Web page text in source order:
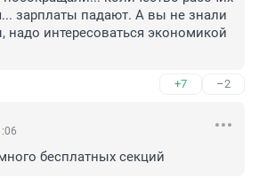
зарплаты падают. А вы не знали
надо интересоваться экономикой
+7 –2
бесплатных секций